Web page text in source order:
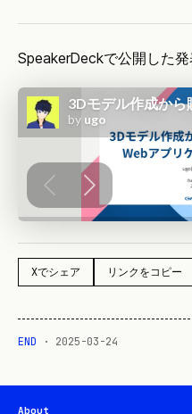
SpeakerDeckで公開した発
Xでシェア リンクをコピー
END · 2025-03-24
About